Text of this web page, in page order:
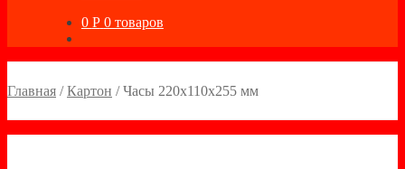
0 Р 0 товаров
Главная /Картон /Часы 220х110х255 мм